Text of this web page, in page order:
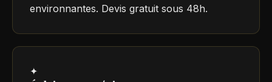
environnantes. Devis gratuit sous 48h.
✦